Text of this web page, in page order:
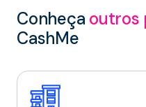
Conheça outros
CashMe